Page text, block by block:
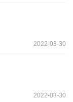
2022-03-30
2022-03-30